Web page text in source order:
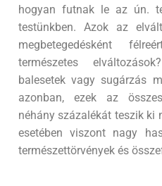
hogyan futnak le az ún.
testünkben. Azok az
megbetegedésként
természetes
balesetek vagy sugárzás
azonban, ezek az
néhány százalékát teszik ki
esetében viszont nagy
természettörvények és